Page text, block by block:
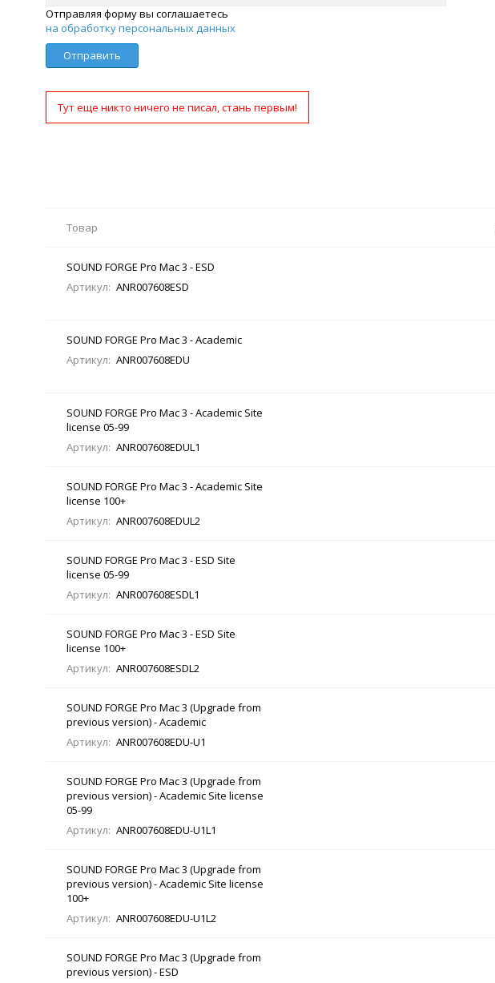
Отправляя форму вы соглашаетесь
на обработку персональных данных
Отправить
Тут еще никто ничего не писал, стань первым!
Товар
SOUND FORGE Pro Mac 3 - ESD
Артикул: ANR007608ESD
SOUND FORGE Pro Mac 3 - Academic
Артикул: ANR007608EDU
SOUND FORGE Pro Mac 3 - Academic Site
license 05-99
Артикул: ANR007608EDUL1
SOUND FORGE Pro Mac 3 - Academic Site
license 100+
Артикул: ANR007608EDUL2
SOUND FORGE Pro Mac 3 - ESD Site
license 05-99
Артикул: ANR007608ESDL1
SOUND FORGE Pro Mac 3 - ESD Site
license 100+
Артикул: ANR007608ESDL2
SOUND FORGE Pro Mac 3 (Upgrade from
previous version) - Academic
Артикул: ANR007608EDU-U1
SOUND FORGE Pro Mac 3 (Upgrade from
previous version) - Academic Site license
05-99
Артикул: ANR007608EDU-U1L1
SOUND FORGE Pro Mac 3 (Upgrade from
previous version) - Academic Site license
100+
Артикул: ANR007608EDU-U1L2
SOUND FORGE Pro Mac 3 (Upgrade from
previous version) - ESD